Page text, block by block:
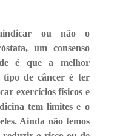
ou não o
um consenso
é que a melhor
tipo de câncer é ter
exercícios físicos e
tem limites e o
Ainda não temos